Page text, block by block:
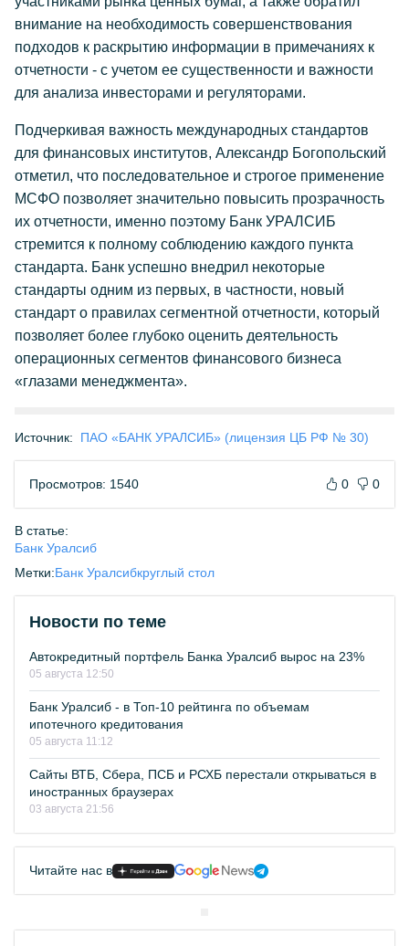
внимание на необходимость совершенствования
подходов к раскрытию информации в примечаниях к
отчетности - с учетом ее существенности и важности
для анализа инвесторами и регуляторами.
Подчеркивая важность международных стандартов
для финансовых институтов, Александр Богопольский
отметил, что последовательное и строгое применение
МСФО позволяет значительно повысить прозрачность
их отчетности, именно поэтому Банк УРАЛСИБ
стремится к полному соблюдению каждого пункта
стандарта. Банк успешно внедрил некоторые
стандарты одним из первых, в частности, новый
стандарт о правилах сегментной отчетности, который
позволяет более глубоко оценить деятельность
операционных сегментов финансового бизнеса
«глазами менеджмента».
Источник: ПАО «БАНК УРАЛСИБ» (лицензия ЦБ РФ № 30)
Просмотров: 1540 0 0
В статье:
Банк Уралсиб
Метки:Банк Уралсибкруглый стол
Новости по теме
Автокредитный портфель Банка Уралсиб вырос на 23%
05 августа 12:50
Банк Уралсиб - в Топ-10 рейтинга по объемам
ипотечного кредитования
05 августа 11:12
Сайты ВТБ, Сбера, ПСБ и РСХБ перестали открываться в
иностранных браузерах
03 августа 21:56
Читайте нас в